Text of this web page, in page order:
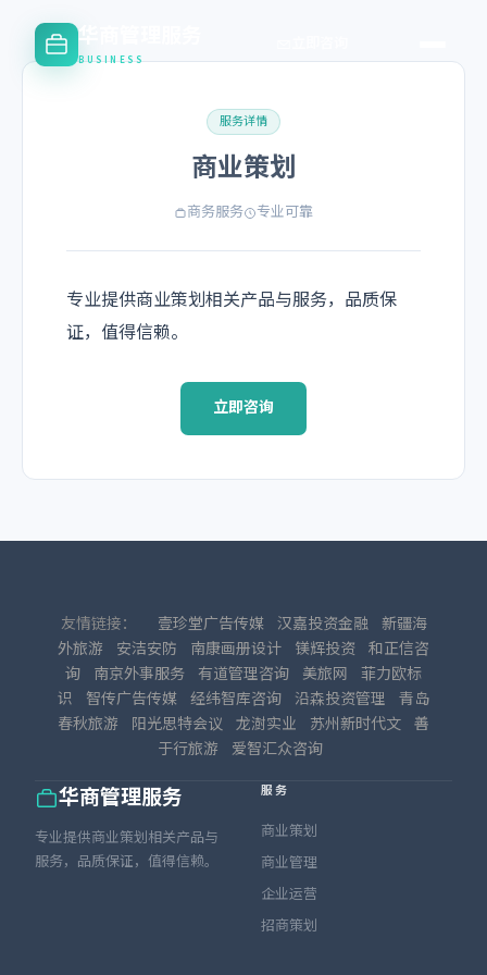
华商管理服务
BUSINESS
服务详情
商业策划
商务服务 专业可靠
专业提供商业策划相关产品与服务，品质保
证，值得信赖。
立即咨询
友情链接： 壹珍堂广告传媒 汉嘉投资金融
新疆海
外旅游
安洁安防 南康画册设计 镁辉投资 和正信咨
询
南京外事服务 有道管理咨询 美旅网
菲力欧标
识
智传广告传媒 经纬智库咨询 沿森投资管理
青岛
春秋旅游
阳光思特会议 龙澍实业 苏州新时代文 善
于行旅游
爱智汇众咨询
华商管理服务
专业提供商业策划相关产品与
服务，品质保证，值得信赖。
服务
商业策划
商业管理
企业运营
招商策划